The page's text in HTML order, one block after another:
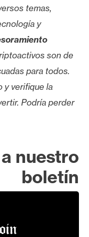
temas,
y
son de
para todos.
y verifique la
Podría perder
nuestro
boletín